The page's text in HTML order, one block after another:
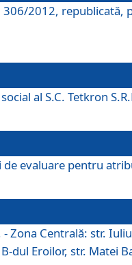
306/2012, republicată,
al S.C. Tetkron
de evaluare pentru
- Zona Centrală: str.
dul Eroilor, str. Matei